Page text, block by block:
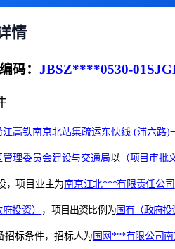
情
码： JBSZ****0530-
江高铁南京北站集疏运东快线 (浦六路)
理委员会建设与交通局以 （项目审批
，项目业主为南京江北***有限责任公司
投资） ， 项目 出资比例为国有（政府投
招标条件，招标人为 国网***有限公司